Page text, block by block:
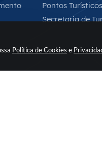
Política de Cookies e
Pontos Turísticos
Secretaria de